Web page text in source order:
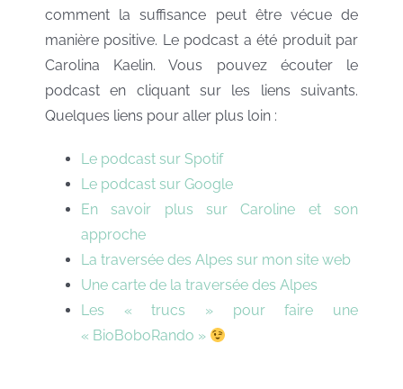
comment la suffisance peut être vécue de
manière positive. Le podcast a été produit par
Carolina Kaelin. Vous pouvez écouter le
podcast en cliquant sur les liens suivants.
Quelques liens pour aller plus loin :
Le podcast sur Spotif
Le podcast sur Google
En savoir plus sur Caroline et son
approche
La traversée des Alpes sur mon site web
Une carte de la traversée des Alpes
Les « trucs » pour faire une
« BioBoboRando »